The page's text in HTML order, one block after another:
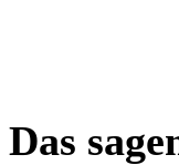
Das